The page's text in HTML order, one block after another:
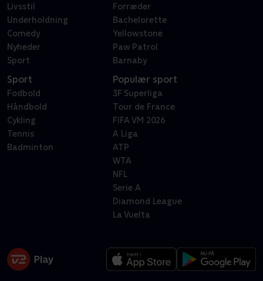
Livsstil
Underholdning
Comedy
Nyheder
Sport
Forræder
Bachelorette
Yellowstone
Paw Patrol
Barnaby
Sport
Fodbold
Håndbold
Cykling
Tennis
Badminton
Populær sport
3F Superliga
Tour de France
FIFA VM 2026
A Liga
ATP
WTA
NFL
Serie A
Diamond League
La Vuelta